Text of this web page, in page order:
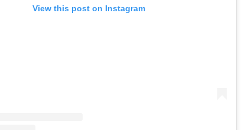
View this post on Instagram